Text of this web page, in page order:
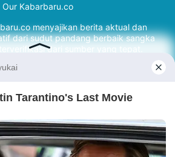
Our Kabarbaru.co
menyajikan berita aktual dan
dari sudut pandang berbaik sangka
dari sumber yang tepat.